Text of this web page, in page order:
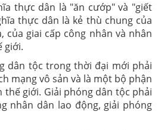
thực dân là "ăn cướp" và "giết
thực dân là kẻ thù chung của
của giai cấp công nhân và nhân
giới.
dân tộc trong thời đại mới phải
mạng vô sản và là một bộ phận
thế giới. Giải phóng dân tộc phải
nhân dân lao động, giải phóng